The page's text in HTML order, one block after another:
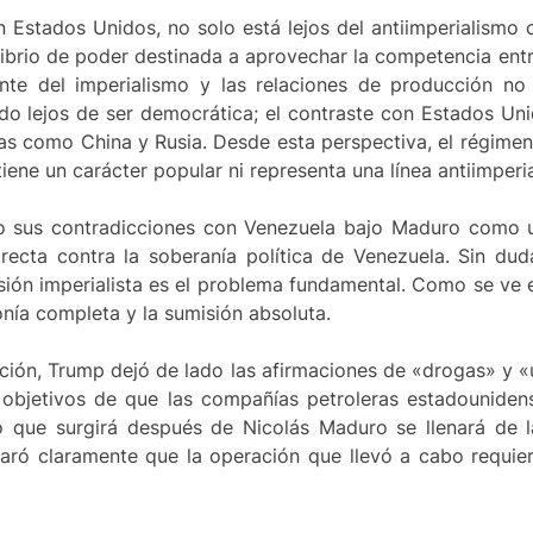
Estados Unidos, no solo está lejos del antiimperialismo
de poder destinada a aprovechar la competencia
del imperialismo y las relaciones de producción
lejos de ser democrática; el contraste con Estados
como China y Rusia. Desde esta perspectiva, el
un carácter popular ni representa una línea
contradicciones con Venezuela bajo Maduro como
contra la soberanía política de Venezuela. Sin
imperialista es el problema fundamental. Como se ve
completa y la sumisión absoluta.
Trump dejó de lado las afirmaciones de «drogas» y
de que las compañías petroleras
surgirá después de Nicolás Maduro se llenará de
claramente que la operación que llevó a cabo